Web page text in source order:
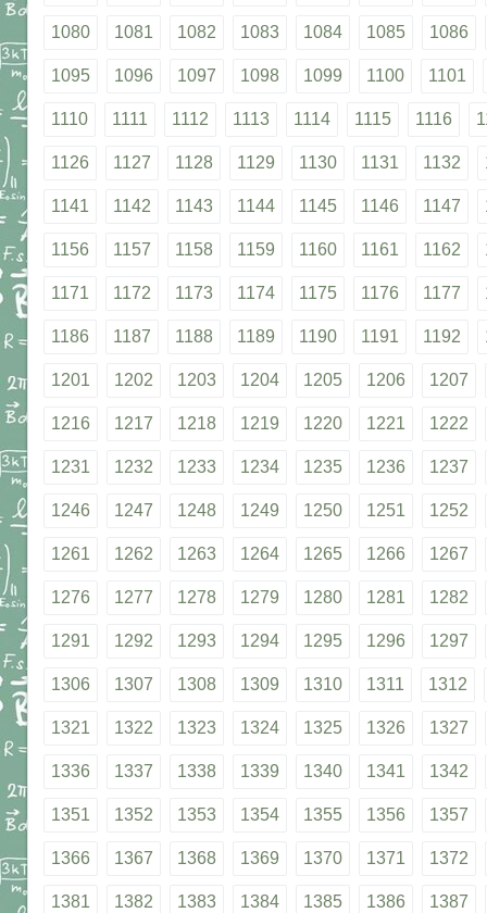
1080 1081 1082 1083 1084 1085 1086
1095 1096 1097 1098 1099 1100 1101
1110 1111 1112 1113 1114 1115 1116
1126 1127 1128 1129 1130 1131 1132
1141 1142 1143 1144 1145 1146 1147
1156 1157 1158 1159 1160 1161 1162
1171 1172 1173 1174 1175 1176 1177
1186 1187 1188 1189 1190 1191 1192
1201 1202 1203 1204 1205 1206 1207
1216 1217 1218 1219 1220 1221 1222
1231 1232 1233 1234 1235 1236 1237
1246 1247 1248 1249 1250 1251 1252
1261 1262 1263 1264 1265 1266 1267
1276 1277 1278 1279 1280 1281 1282
1291 1292 1293 1294 1295 1296 1297
1306 1307 1308 1309 1310 1311 1312
1321 1322 1323 1324 1325 1326 1327
1336 1337 1338 1339 1340 1341 1342
1351 1352 1353 1354 1355 1356 1357
1366 1367 1368 1369 1370 1371 1372
1381 1382 1383 1384 1385 1386 1387